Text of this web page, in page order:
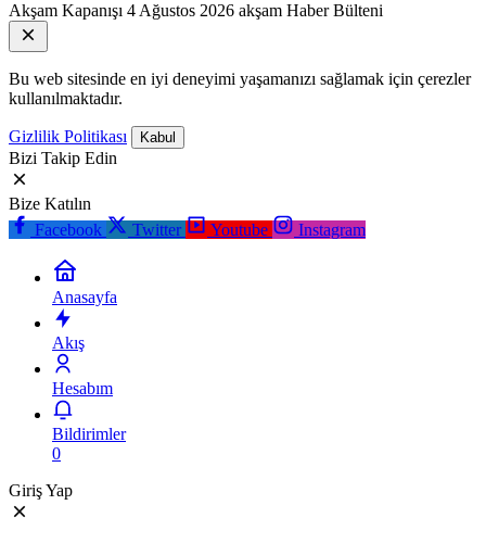
Akşam Kapanışı 4 Ağustos 2026 akşam Haber Bülteni
Bu web sitesinde en iyi deneyimi yaşamanızı sağlamak için çerezler
kullanılmaktadır.
Gizlilik Politikası Kabul
Bizi Takip Edin
Bize Katılın
Facebook
Twitter Youtube Instagram
Anasayfa
Akış
Hesabım
Bildirimler
0
Giriş Yap